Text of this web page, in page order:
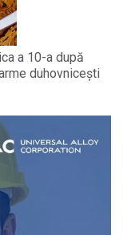
a 10-a după
duhovnicești